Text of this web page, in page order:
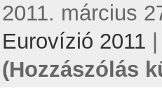
2011. március
Eurovízió 2011
(Hozzászólás